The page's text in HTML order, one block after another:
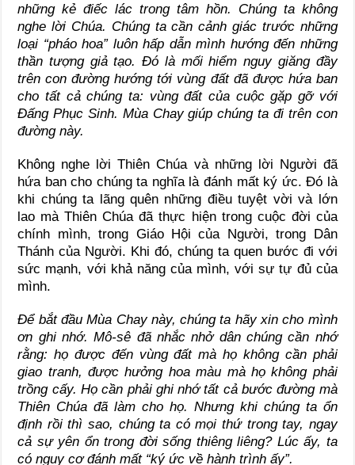
những kẻ điếc lác trong tâm hồn. Chúng ta không
nghe lời Chúa. Chúng ta cần cảnh giác trước những
loại “pháo hoa” luôn hấp dẫn mình hướng đến những
thần tượng giả tạo. Đó là mối hiểm nguy giăng đầy
trên con đường hướng tới vùng đất đã được hứa ban
cho tất cả chúng ta: vùng đất của cuộc gặp gỡ với
Đấng Phục Sinh. Mùa Chay giúp chúng ta đi trên con
đường này.
Không nghe lời Thiên Chúa và những lời Người đã
hứa ban cho chúng ta nghĩa là đánh mất ký ức. Đó là
khi chúng ta lãng quên những điều tuyệt vời và lớn
lao mà Thiên Chúa đã thực hiện trong cuộc đời của
chính mình, trong Giáo Hội của Người, trong Dân
Thánh của Người. Khi đó, chúng ta quen bước đi với
sức mạnh, với khả năng của mình, với sự tự đủ của
mình.
Để bắt đầu Mùa Chay này, chúng ta hãy xin cho mình
ơn ghi nhớ. Mô-sê đã nhắc nhở dân chúng cần nhớ
rằng: họ được đến vùng đất mà họ không cần phải
giao tranh, được hưởng hoa màu mà họ không phải
trồng cấy. Họ cần phải ghi nhớ tất cả bước đường mà
Thiên Chúa đã làm cho họ. Nhưng khi chúng ta ổn
định rồi thì sao, chúng ta có mọi thứ trong tay, ngay
cả sự yên ổn trong đời sống thiêng liêng? Lúc ấy, ta
có nguy cơ đánh mất “ký ức về hành trình ấy”.